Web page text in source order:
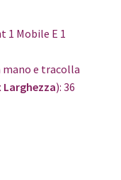
1 Mobile E 1
mano e tracolla
Larghezza): 36